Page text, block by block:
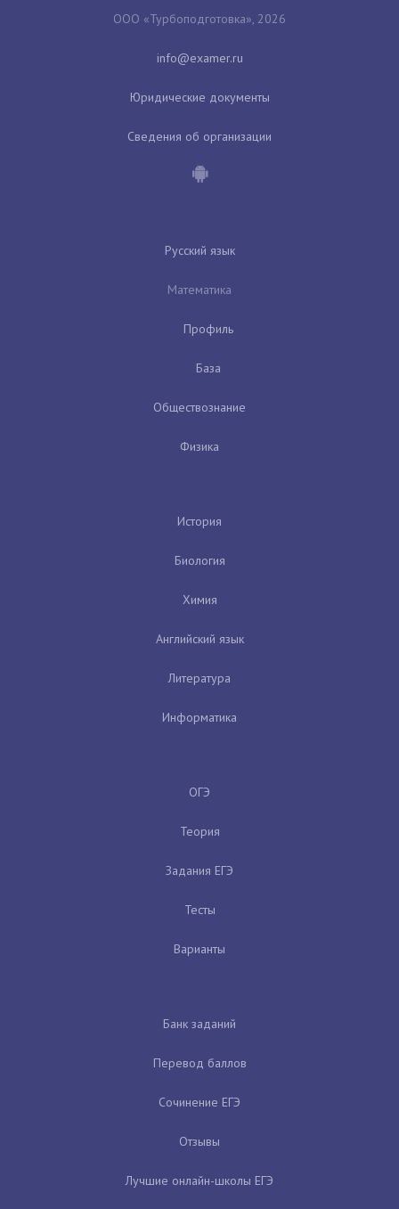
ООО «Турбоподготовка», 2026
Юридические документы
Сведения об организации
Русский язык
Математика
Профиль
База
Обществознание
Физика
История
Биология
Химия
Английский язык
Литература
Информатика
ОГЭ
Теория
Задания ЕГЭ
Тесты
Варианты
Банк заданий
Перевод баллов
Сочинение ЕГЭ
Отзывы
Лучшие онлайн-школы ЕГЭ